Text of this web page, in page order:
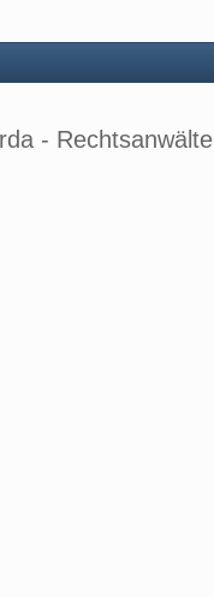
- Rechtsanwälte